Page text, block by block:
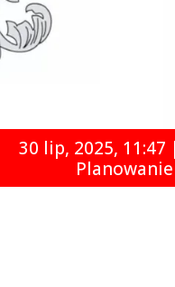
30 lip, 2025, 11:47 |